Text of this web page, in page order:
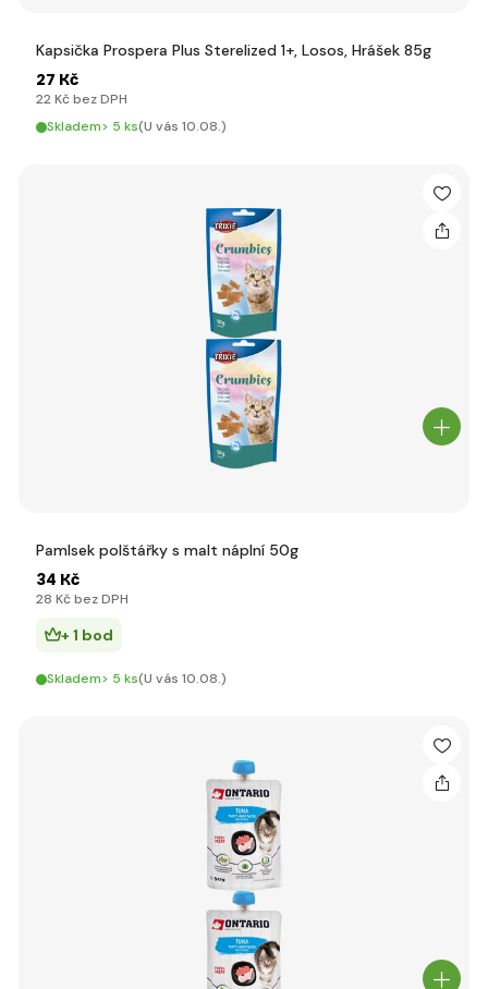
Kapsička Prospera Plus Sterelized 1+, Losos, Hrášek 85g
27 Kč
22 Kč bez DPH
Skladem> 5 ks(U vás 10.08.)
Pamlsek polštářky s malt náplní 50g
34 Kč
28 Kč bez DPH
+ 1 bod
Skladem> 5 ks(U vás 10.08.)